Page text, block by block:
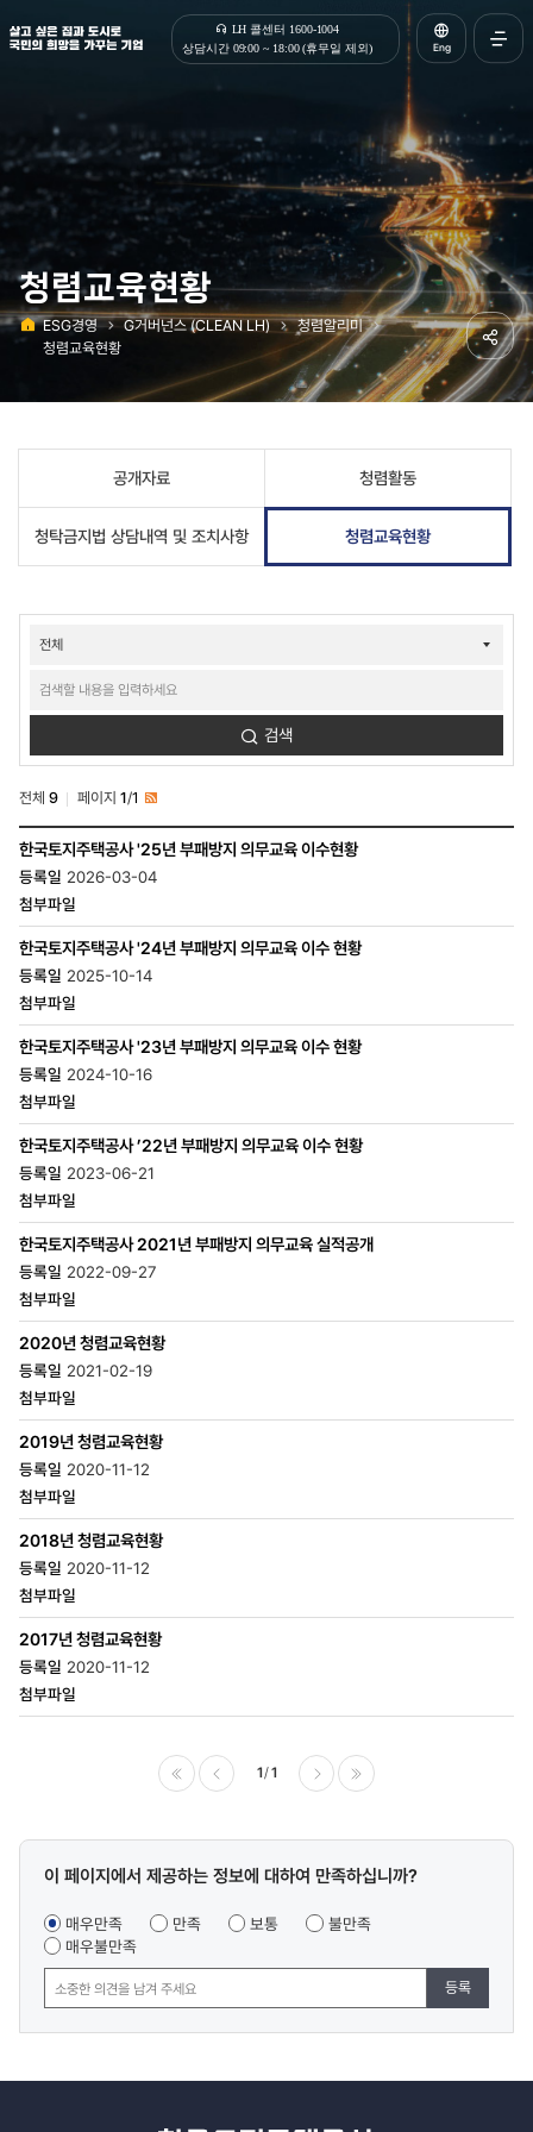
살고 싶은 집과 도시로 국민의 희망을 가꾸는 기업 | 한국토지주택공사
LH 콜센터 1600-1004
상담시간 09:00 ~ 18:00 (휴무일 제외)
Eng
열기
청렴교육현황
ESG경영 G거버넌스 (CLEAN LH)
청렴알리미
청렴교육현황
공유
공개자료 청렴활동
청탁금지법 상담내역 및 조치사항 청렴교육현황
G거버넌스-
청렴교육현황
검색
전체 9 페이지 1/1
ESG경영-
G거버넌스-
첨령알리미-
청렴교육현황
목록
-
번호,
제목,
등록일,
첨부파일
한국토지주택공사 '25년 부패방지 의무교육 이수현황
2026-03-04
한국토지주택공사 '24년 부패방지 의무교육 이수 현황
2025-10-14
한국토지주택공사 '23년 부패방지 의무교육 이수 현황
2024-10-16
한국토지주택공사 ’22년 부패방지 의무교육 이수 현황
2023-06-21
한국토지주택공사 2021년 부패방지 의무교육 실적공개
2022-09-27
2020년 청렴교육현황
2021-02-19
2019년 청렴교육현황
2020-11-12
2018년 청렴교육현황
2020-11-12
2017년 청렴교육현황
2020-11-12
1 1
콘텐츠
조사
이 페이지에서 제공하는 정보에 대하여 만족하십니까?
매우만족 만족 보통
불만족
매우불만족
등록